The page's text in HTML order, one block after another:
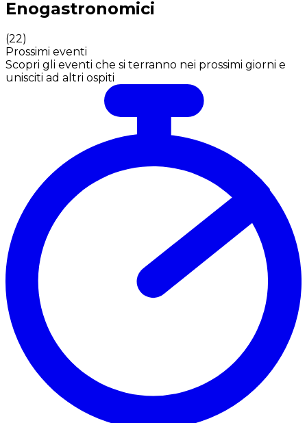
Enogastronomici
(22)
Prossimi eventi
Scopri gli eventi che si terranno nei prossimi giorni e
unisciti ad altri ospiti